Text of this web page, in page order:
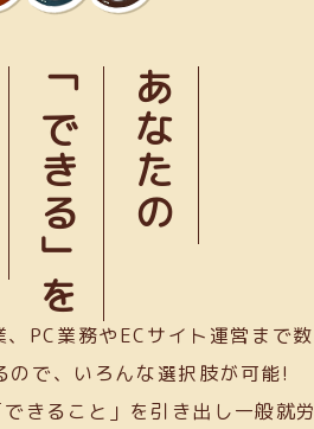
あなたの
「できる」を
PC業務やECサイト運営まで数
ので、いろんな選択肢が可能!
きること」を引き出し一般就労